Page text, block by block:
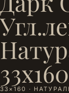
33х160
33×160 ·